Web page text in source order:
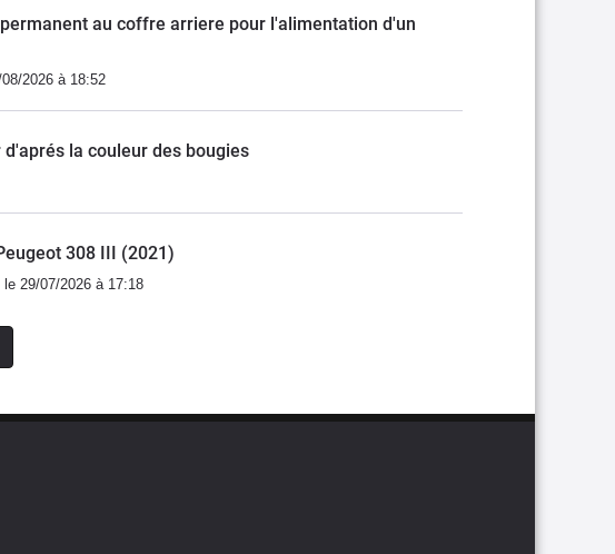
au coffre arriere pour l'alimentation d'un
2026 à 18:52
la couleur des bougies
308 III (2021)
le 29/07/2026 à 17:18